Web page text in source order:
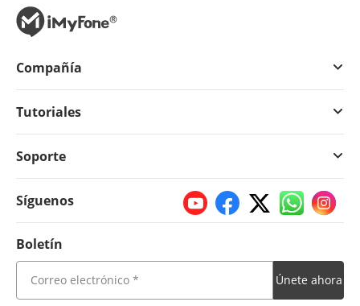
Compañía
Tutoriales
Soporte
Síguenos
Boletín
Únete ahora